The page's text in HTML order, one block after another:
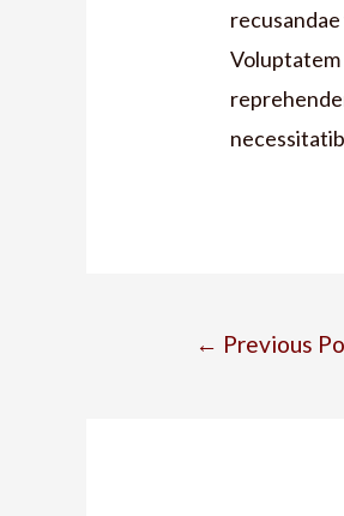
Voluptatem
← Previous